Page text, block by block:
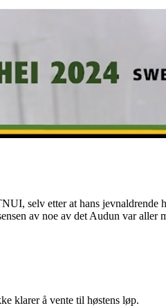
selv etter at hans jevnaldrende
av noe av det Audun var aller
klarer å vente til høstens løp.